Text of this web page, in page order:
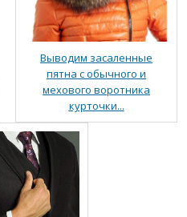
Выводим засаленные
пятна с обычного и
мехового воротника
курточки...